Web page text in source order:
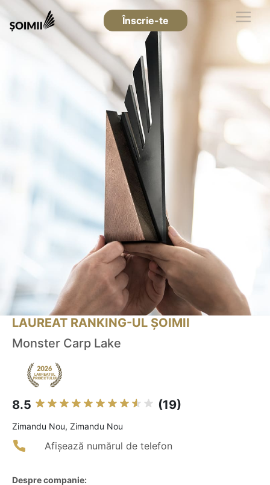
Înscrie-te
LAUREAT RANKING-UL ȘOIMII
Monster Carp Lake
8.5 (19)
Zimandu Nou, Zimandu Nou
Afișează numărul de telefon
Despre companie: